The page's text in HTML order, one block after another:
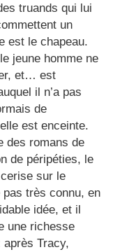
truands qui lui
un
est le chapeau.
jeune homme ne
et… est
il n’a pas
de
est enceinte.
des romans de
de péripéties, le
sur le
très connu, en
idée, et il
une richesse
après Tracy,